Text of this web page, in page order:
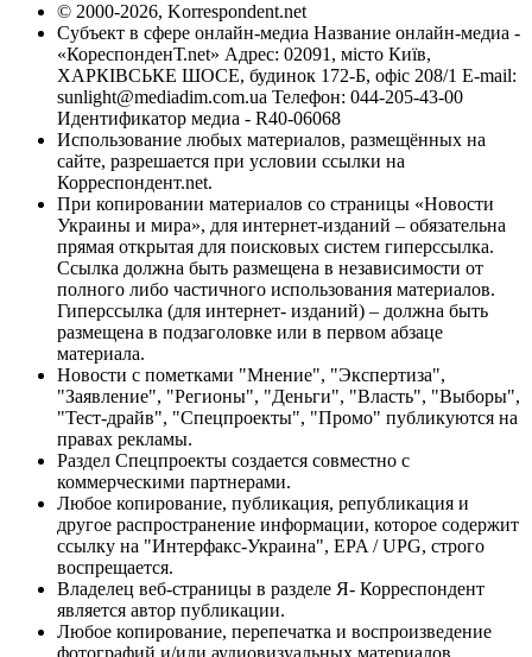
© 2000-2026, Korrespondent.net
Субъект в сфере онлайн-медиа Название онлайн-медиа -
«КореспонденТ.net» Адрес: 02091, місто Київ,
ХАРКІВСЬКЕ ШОСЕ, будинок 172-Б, офіс 208/1 E-mail:
sunlight@mediadim.com.ua Телефон: 044-205-43-00
Идентификатор медиа - R40-06068
Использование любых материалов, размещённых на
сайте, разрешается при условии ссылки на
Корреспондент.net.
При копировании материалов со страницы «Новости
Украины и мира», для интернет-изданий – обязательна
прямая открытая для поисковых систем гиперссылка.
Ссылка должна быть размещена в независимости от
полного либо частичного использования материалов.
Гиперссылка (для интернет- изданий) – должна быть
размещена в подзаголовке или в первом абзаце
материала.
Новости с пометками "Мнение", "Экспертиза",
"Заявление", "Регионы", "Деньги", "Власть", "Выборы",
"Тест-драйв", "Спецпроекты", "Промо" публикуются на
правах рекламы.
Раздел Спецпроекты создается совместно с
коммерческими партнерами.
Любое копирование, публикация, републикация и
другое распространение информации, которое содержит
ссылку на "Интерфакс-Украина", EPA / UPG, строго
воспрещается.
Владелец веб-страницы в разделе Я- Корреспондент
является автор публикации.
Любое копирование, перепечатка и воспроизведение